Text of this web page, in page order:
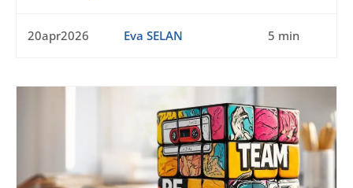
20apr2026 Eva SELAN 5 min